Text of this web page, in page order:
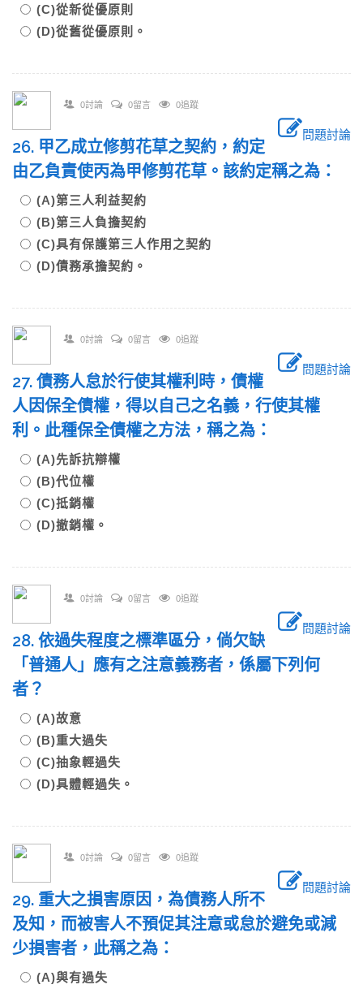
(C)從新從優原則
(D)從舊從優原則。
0討論 0留言 0追蹤
問題討論
26. 甲乙成立修剪花草之契約，約定
由乙負責使丙為甲修剪花草。該約定稱之為：
(A)第三人利益契約
(B)第三人負擔契約
(C)具有保護第三人作用之契約
(D)債務承擔契約。
0討論 0留言 0追蹤
問題討論
27. 債務人怠於行使其權利時，債權
人因保全債權，得以自己之名義，行使其權
利。此種保全債權之方法，稱之為：
(A)先訴抗辯權
(B)代位權
(C)抵銷權
(D)撤銷權。
0討論 0留言 0追蹤
問題討論
28. 依過失程度之標準區分，倘欠缺
「普通人」應有之注意義務者，係屬下列何
者？
(A)故意
(B)重大過失
(C)抽象輕過失
(D)具體輕過失。
0討論 0留言 0追蹤
問題討論
29. 重大之損害原因，為債務人所不
及知，而被害人不預促其注意或怠於避免或減
少損害者，此稱之為：
(A)與有過失